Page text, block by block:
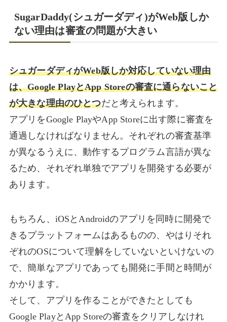
SugarDaddy(シュガーダディ)がWeb版しか
ない理由は審査の問題が大きい
シュガーダディがWeb版しか対応していない理由
は、Google PlayとApp Storeの審査に通らないこと
が大きな理由のひとつだと考えられます。
アプリをGoogle PlayやApp Storeに出す際に審査を
通過しなければなりません。それぞれの審査基準
が異なるうえに、動作するプログラム言語が異な
るため、それぞれ単独でアプリを開発する必要が
あります。
もちろん、iOSとAndroidのアプリを同時に開発で
きるプラットフォームはあるものの、やはりそれ
ぞれのOSについて理解をしていないといけないの
で、簡単なアプリであっても開発に手間と時間が
かかります。
そして、アプリを作ることができたとしても
Google PlayとApp Storeの審査をクリアしなけれ